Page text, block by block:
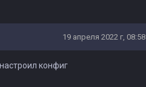
19 апреля 2022 г, 08:58
конфиг